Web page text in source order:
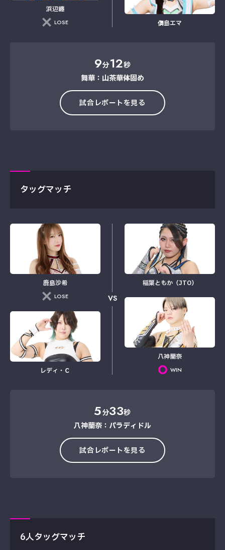
浜辺纏
LOSE 儛島エマ
9分12秒
舞華：山茶華→体固め
試合レポートを見る
タッグマッチ
鹿島沙希
LOSE
レディ・Ｃ
VS
稲葉ともか（JTO）
八神蘭奈
WIN
5分33秒
八神蘭奈：パラディドル
試合レポートを見る
6人タッグマッチ